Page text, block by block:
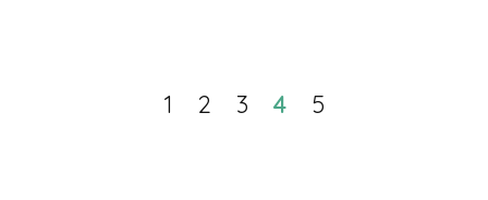
1 2 3 4 5